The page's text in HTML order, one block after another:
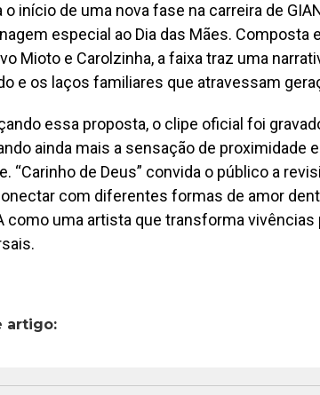
o início de uma nova fase na carreira de
especial ao Dia das Mães. Composta
Mioto e Carolzinha, a faixa traz uma
e os laços familiares que atravessam
essa proposta, o clipe oficial foi
ainda mais a sensação de proximidade
“Carinho de Deus” convida o público a
com diferentes formas de amor
como uma artista que transforma
artigo: